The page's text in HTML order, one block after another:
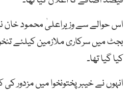
اس حوالے سے وزیراعلیٰ محمود خان
بجٹ میں سرکاری ملازمین کیلئے
کیا گیا تھا۔